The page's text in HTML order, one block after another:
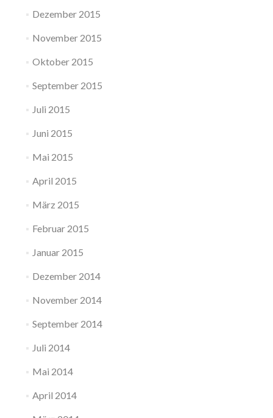
Dezember 2015
November 2015
Oktober 2015
September 2015
Juli 2015
Juni 2015
Mai 2015
April 2015
März 2015
Februar 2015
Januar 2015
Dezember 2014
November 2014
September 2014
Juli 2014
Mai 2014
April 2014